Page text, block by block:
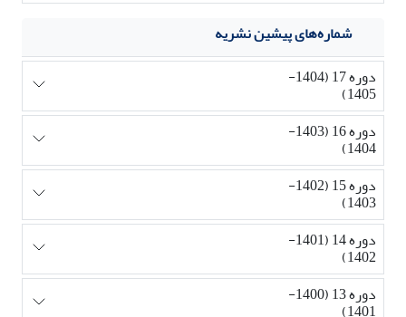
شماره‌های پیشین نشریه
دوره 17 (1404-
1405)
دوره 16 (1403-
1404)
دوره 15 (1402-
1403)
دوره 14 (1401-
1402)
دوره 13 (1400-